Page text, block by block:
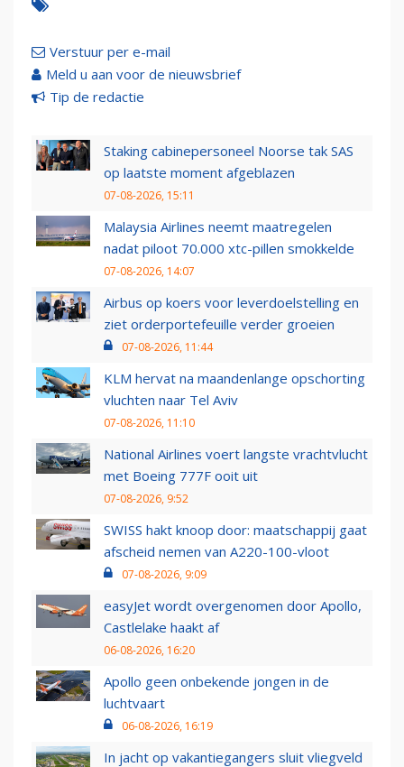
Verstuur per e-mail
Meld u aan voor de nieuwsbrief
Tip de redactie
Staking cabinepersoneel Noorse tak SAS
op laatste moment afgeblazen
07-08-2026, 15:11
Malaysia Airlines neemt maatregelen
nadat piloot 70.000 xtc-pillen smokkelde
07-08-2026, 14:07
Airbus op koers voor leverdoelstelling en
ziet orderportefeuille verder groeien
07-08-2026, 11:44
KLM hervat na maandenlange opschorting
vluchten naar Tel Aviv
07-08-2026, 11:10
National Airlines voert langste vrachtvlucht
met Boeing 777F ooit uit
07-08-2026, 9:52
SWISS hakt knoop door: maatschappij gaat
afscheid nemen van A220-100-vloot
07-08-2026, 9:09
easyJet wordt overgenomen door Apollo,
Castlelake haakt af
06-08-2026, 16:20
Apollo geen onbekende jongen in de
luchtvaart
06-08-2026, 16:19
In jacht op vakantiegangers sluit vliegveld